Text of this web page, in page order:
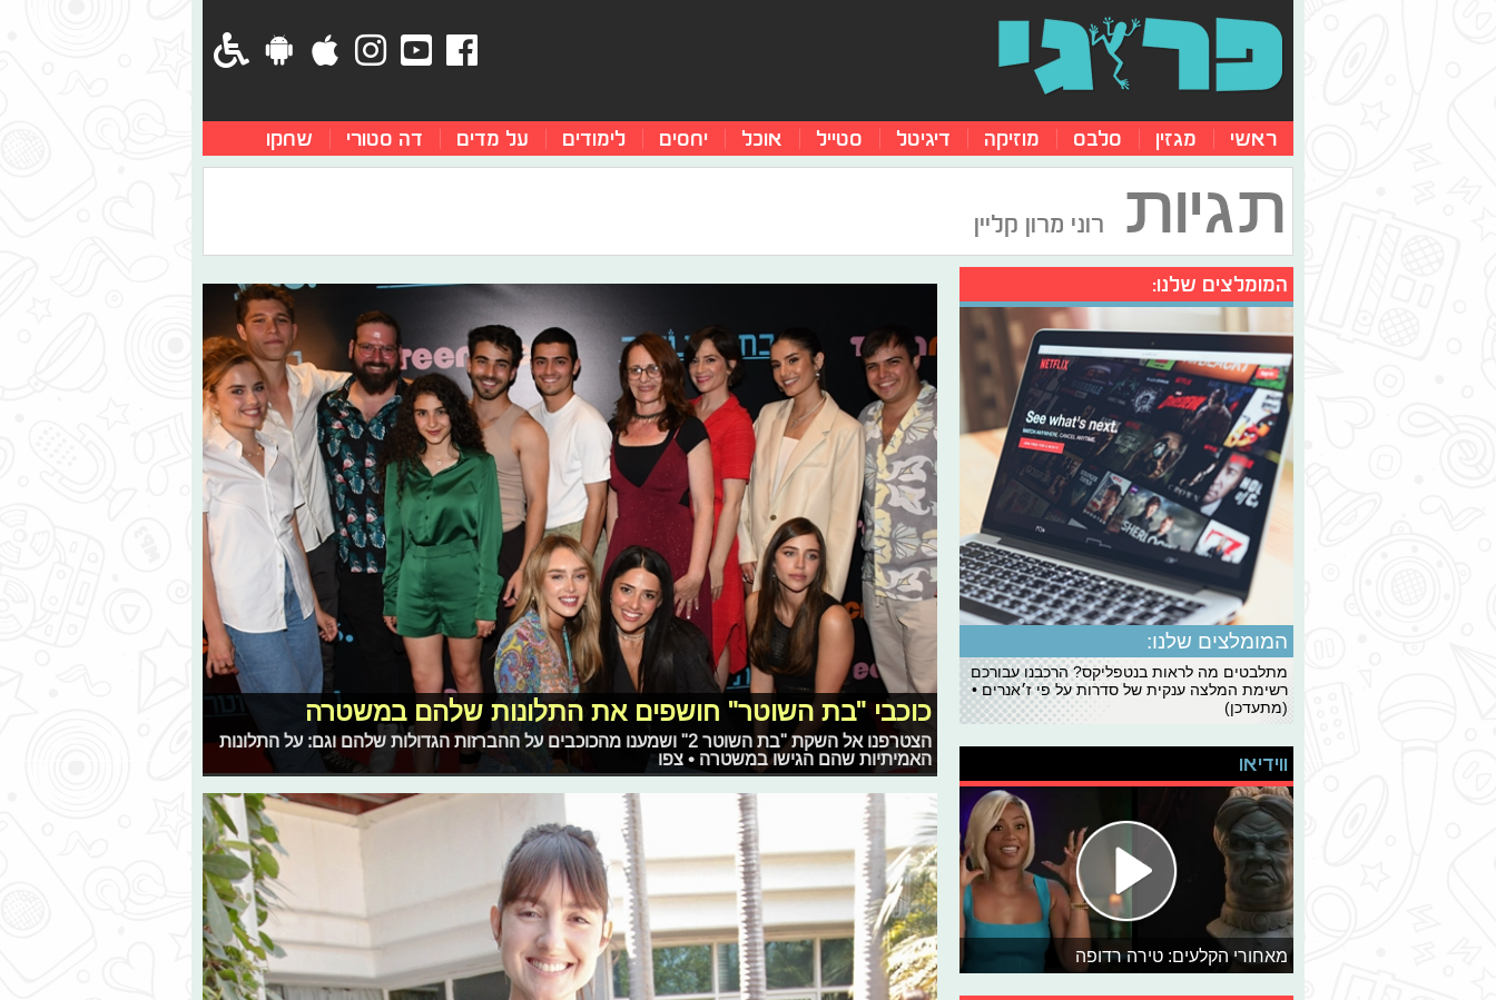
ראשי מגזין סלבס מוזיקה דיגיטל סטייל אוכל יחסים לימודים על מדים דה סטורי שחקו
תגיות רוני מרון קליין
כוכבי "בת השוטר" חושפים את התלונות שלהם במשטרה
הצטרפנו אל השקת "בת השוטר 2" ושמענו מהכוכבים על ההברזות הגדולות שלהם וגם: על התלונות
האמיתיות שהם הגישו במשטרה • צפו
המומלצים שלנו:
המומלצים שלנו:
מתלבטים מה לראות בנטפליקס? הרכבנו עבורכם
רשימת המלצה ענקית של סדרות על פי ז׳אנרים •
(מתעדכן)
ווידיאו
מאחורי הקלעים: טירה רדופה